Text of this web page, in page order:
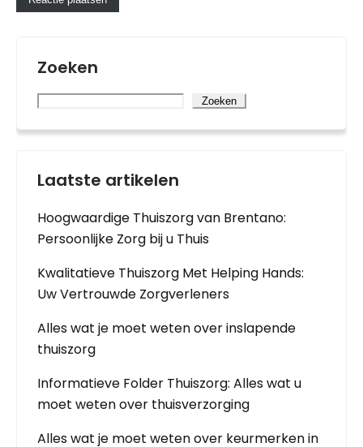
Zoeken
Zoeken
Laatste artikelen
Hoogwaardige Thuiszorg van Brentano:
Persoonlijke Zorg bij u Thuis
Kwalitatieve Thuiszorg Met Helping Hands:
Uw Vertrouwde Zorgverleners
Alles wat je moet weten over inslapende
thuiszorg
Informatieve Folder Thuiszorg: Alles wat u
moet weten over thuisverzorging
Alles wat je moet weten over keurmerken in